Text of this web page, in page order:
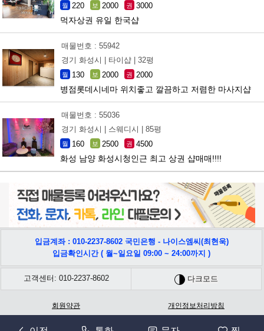
월 220 보 2000 권 3000
먹자상권 유일 한국샵
매물번호 : 55942
경기 화성시 |
타이샵 | 32평
월 130 보 2000 권 2000
병점롯데시네마 위치좋고 깔끔하고 저렴한 마사지샵
매물번호 : 55036
경기 화성시 |
스웨디시 | 85평
월 160 보 2500 권 4500
화성 남양 화성시청인근 최고 상권 샵매매!!!!
입금계좌 : 010-2237-8602 국민은행 - 나이스엠씨(최현욱)
입금확인시간 ( 월~일요일 09:00 ~ 24:00까지 )
고객센터: 010-2237-8602 다크모드
회원약관 개인정보처리방침
52, 401-1308 | 통신판매사업신고:2022-충남천안-0552호 | 개인정보책임자(CPO): 최홍석 |